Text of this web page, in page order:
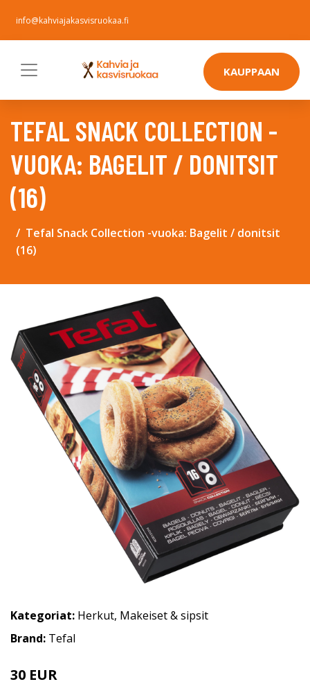
info@kahviajakasvisruokaa.fi
KAUPPAAN
TEFAL SNACK COLLECTION -
VUOKA: BAGELIT / DONITSIT
(16)
Tefal Snack Collection -vuoka: Bagelit / donitsit
(16)
Kategoriat: Herkut, Makeiset & sipsit
Brand: Tefal
30 EUR